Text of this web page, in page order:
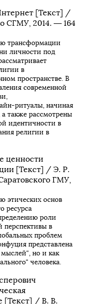
[Текст] /
СГМУ, 2014. — 164
трансформации
личности под
в
пространстве. В
современной
ритуалы, начиная
также рассмотрены
идентичности в
религии в
ценности
[Текст] / Э. Р.
ГМУ,
этических основ
ресурса
роли
перспективы в
проблем
представлена
мыслей“, но и как
человека.
[Текст] / В. В.